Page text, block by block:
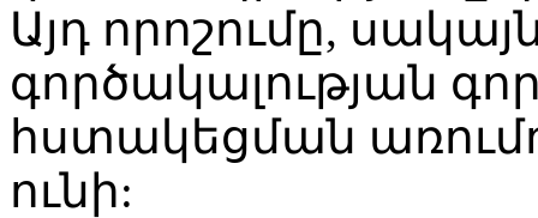
Այդ որոշումը,
գործակալության
հստակեցման
ունի: